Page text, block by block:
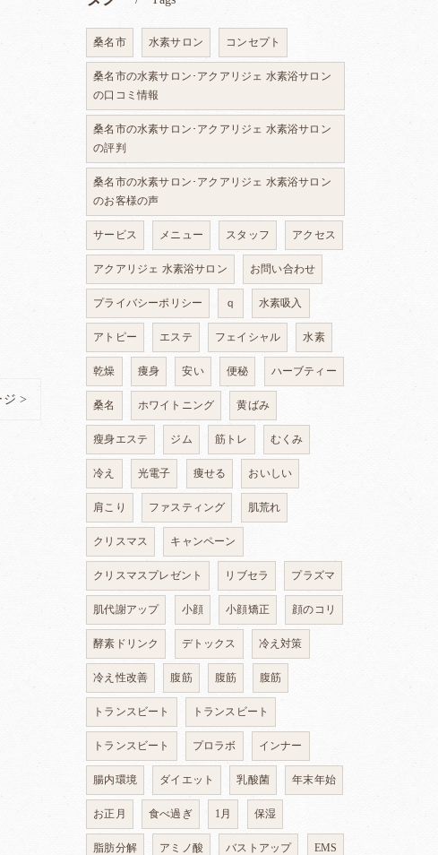
ジ >
桑名市 水素サロン コンセプト
桑名市の水素サロン･アクアリジェ 水素浴サロン
の口コミ情報
桑名市の水素サロン･アクアリジェ 水素浴サロン
の評判
桑名市の水素サロン･アクアリジェ 水素浴サロン
のお客様の声
サービス メニュー スタッフ アクセス
アクアリジェ 水素浴サロン お問い合わせ
プライバシーポリシー ｑ 水素吸入
アトピー エステ フェイシャル 水素
乾燥 痩身 安い 便秘 ハーブティー
桑名 ホワイトニング 黄ばみ
瘦身エステ ジム 筋トレ むくみ
冷え 光電子 痩せる おいしい
肩こり ファスティング 肌荒れ
クリスマス キャンペーン
クリスマスプレゼント リブセラ プラズマ
肌代謝アップ 小顔 小顔矯正 顔のコリ
酵素ドリンク デトックス 冷え対策
冷え性改善 腹筋 腹筋 腹筋
トランスビート トランスビート
トランスビート プロラボ インナー
腸内環境 ダイエット 乳酸菌 年末年始
お正月 食べ過ぎ 1月 保湿
脂肪分解 アミノ酸 バストアップ EMS